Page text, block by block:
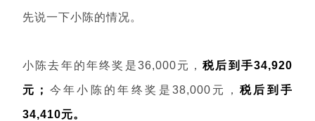
先说一下小陈的情况。
小陈去年的年终奖是36,000元，税后到手34,920
元； 今年小陈的年终奖是38,000元， 税后到手
34,410元。